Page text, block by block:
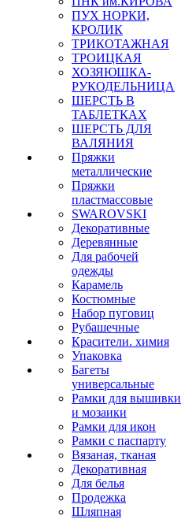
ПУХ НОРКИ,
КРОЛИК
ТРИКОТАЖНАЯ
ТРОИЦКАЯ
ХОЗЯЮШКА-
РУКОДЕЛЬНИЦА
ШЕРСТЬ В
ТАБЛЕТКАХ
ШЕРСТЬ ДЛЯ
ВАЛЯНИЯ
Пряжки
металлические
Пряжки
пластмассовые
SWAROVSKI
Декоративные
Деревянные
Для рабочей
одежды
Карамель
Костюмные
Набор пуговиц
Рубашечные
Красители. химия
Упаковка
Багеты
универсальные
Рамки для вышивки
и мозаики
Рамки для икон
Рамки с паспарту
Вязаная, тканая
Декоративная
Для белья
Продежка
Шляпная